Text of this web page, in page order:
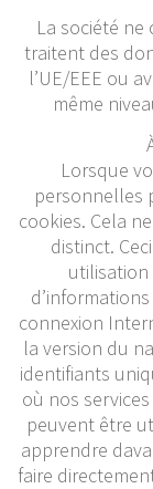
La société ne
traitent des
l’UE/EEE ou
même
Lorsque
personnelles
cookies. Cela
distinct.
utilisation
connexion
la version du
identifiants
où nos
peuvent être
apprendre
faire